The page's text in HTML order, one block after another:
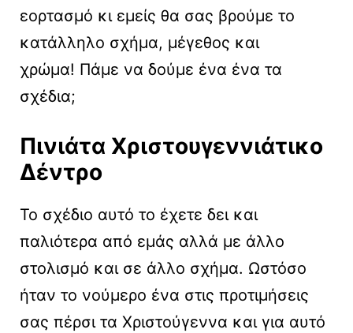
εορτασμό κι εμείς θα σας βρούμε το
κατάλληλο σχήμα, μέγεθος και
χρώμα! Πάμε να δούμε ένα ένα τα
σχέδια;
Πινιάτα Χριστουγεννιάτικο
Δέντρο
Το σχέδιο αυτό το έχετε δει και
παλιότερα από εμάς αλλά με άλλο
στολισμό και σε άλλο σχήμα. Ωστόσο
ήταν το νούμερο ένα στις προτιμήσεις
σας πέρσι τα Χριστούγεννα και για αυτό